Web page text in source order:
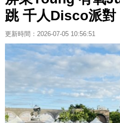
跳 千人Disco派對
更新時間：2026-07-05 10:56:51